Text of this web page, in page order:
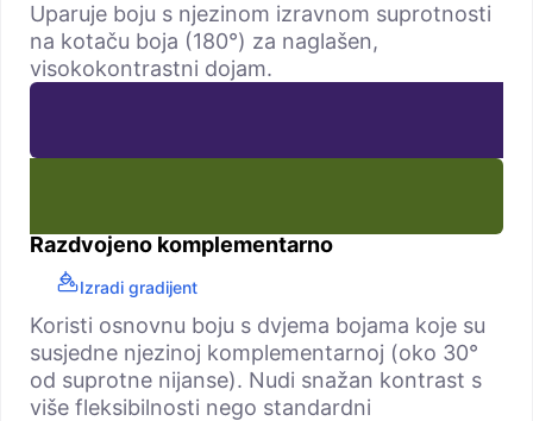
Uparuje boju s njezinom izravnom suprotnosti
na kotaču boja (180°) za naglašen,
visokokontrastni dojam.
Razdvojeno komplementarno
Izradi gradijent
Koristi osnovnu boju s dvjema bojama koje su
susjedne njezinoj komplementarnoj (oko 30°
od suprotne nijanse). Nudi snažan kontrast s
više fleksibilnosti nego standardni